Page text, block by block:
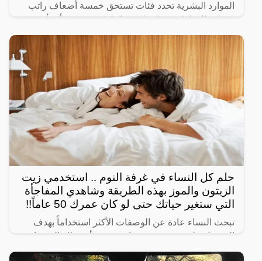
الموارد البشرية تحدد فئات تستحق خمسة أضعاف راتب
حساب المواطن وفئات لن ينزل لها دعم حيث أنشأت
الحكومة السعودية برنامج حساب المواطن لحماية الأسر
السعودية من
حلم كل النساء في غرفة النوم .. استخدمي زيت
الزيتون والموز بهذه الطريقة وشاهدي المفاجأة
التي ستغير حياتك حتى لو كان عمرك 50 عاماً!!
تبحث النساء عادة عن الوصفات الأكثر استخداماً بهدف
الحصول على شعر صحي وناعم، ومن أبرز تلك الوصفات
الخاصة بالبشرة والجسم للحصول على أفضل نتيجة خلال